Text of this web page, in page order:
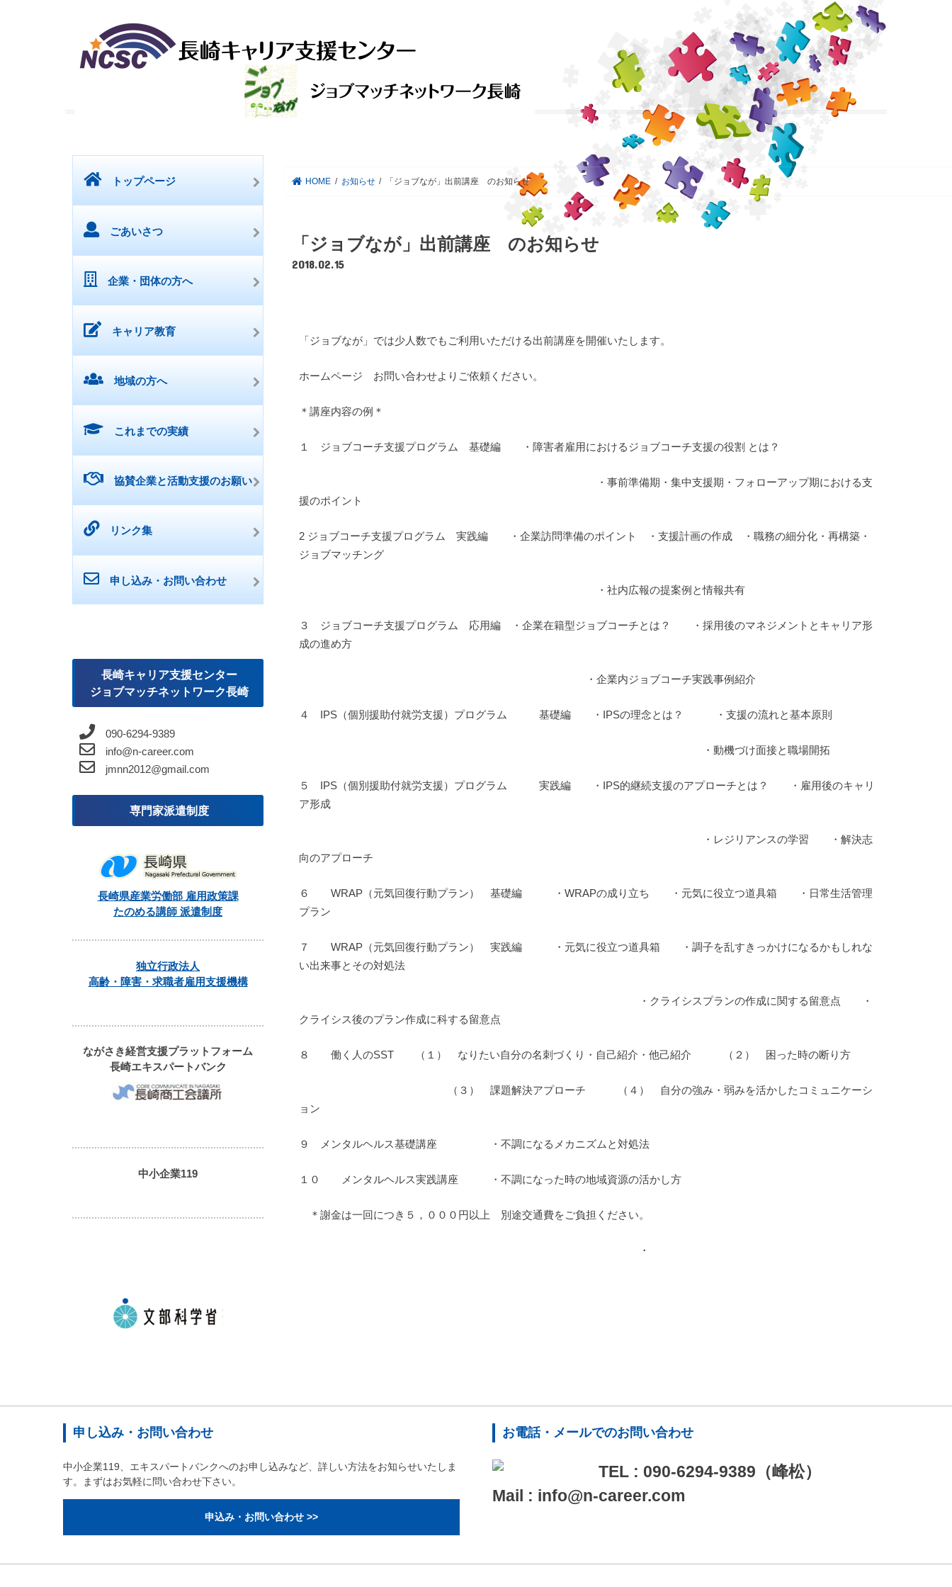
HOME お知らせ 「ジョブなが」出前講座 のお知らせ
「ジョブなが」出前講座 のお知らせ
2018.02.15
「ジョブなが」では少人数でもご利用いただける出前講座を開催いたします。
ホームページ お問い合わせよりご依頼ください。
＊講座内容の例＊
１ ジョブコーチ支援プログラム 基礎編 ・障害者雇用におけるジョブコーチ支援の役割 とは？
・事前準備期・集中支援期・フォローアップ期における支
援のポイント
2 ジョブコーチ支援プログラム 実践編 ・企業訪問準備のポイント ・支援計画の作成 ・職務の細分化・再構築・
ジョブマッチング
・社内広報の提案例と情報共有
３ ジョブコーチ支援プログラム 応用編 ・企業在籍型ジョブコーチとは？ ・採用後のマネジメントとキャリア形
成の進め方
・企業内ジョブコーチ実践事例紹介
４ IPS（個別援助付就労支援）プログラム 基礎編 ・IPSの理念とは？ ・支援の流れと基本原則
・動機づけ面接と職場開拓
５ IPS（個別援助付就労支援）プログラム 実践編 ・IPS的継続支援のアプローチとは？ ・雇用後のキャリ
ア形成
・レジリアンスの学習 ・解決志
向のアプローチ
６ WRAP（元気回復行動プラン） 基礎編 ・WRAPの成り立ち ・元気に役立つ道具箱 ・日常生活管理
プラン
７ WRAP（元気回復行動プラン） 実践編 ・元気に役立つ道具箱 ・調子を乱すきっかけになるかもしれな
い出来事とその対処法
・クライシスプランの作成に関する留意点 ・
クライシス後のプラン作成に科する留意点
８ 働く人のSST （１） なりたい自分の名刺づくり・自己紹介・他己紹介 （２） 困った時の断り方
（３） 課題解決アプローチ （４） 自分の強み・弱みを活かしたコミュニケーシ
ョン
９ メンタルヘルス基礎講座 ・不調になるメカニズムと対処法
１０ メンタルヘルス実践講座 ・不調になった時の地域資源の活かし方
＊謝金は一回につき５，０００円以上 別途交通費をご負担ください。
・
トップページ
ごあいさつ
企業・団体の方へ
キャリア教育
地域の方へ
これまでの実績
協賛企業と活動支援のお願い
リンク集
申し込み・お問い合わせ
長崎キャリア支援センター
ジョブマッチネットワーク長崎
090-6294-9389
info@n-career.com
jmnn2012@gmail.com
専門家派遣制度
長崎県産業労働部 雇用政策課
たのめる講師 派遣制度
独立行政法人
高齢・障害・求職者雇用支援機構
ながさき経営支援プラットフォーム
長崎エキスパートバンク
中小企業119
申し込み・お問い合わせ
中小企業119、エキスパートバンクへのお申し込みなど、詳しい方法をお知らせいたしま
す。まずはお気軽に問い合わせ下さい。
申込み・お問い合わせ >>
お電話・メールでのお問い合わせ
TEL : 090-6294-9389（峰松）
Mail : info@n-career.com